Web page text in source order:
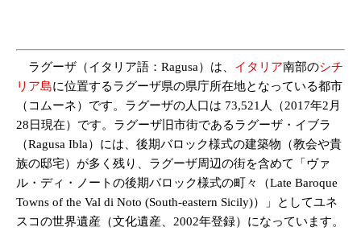
ラグーザ（イタリア語：Ragusa）は、 イタリア南部のシチ
リア島に位置するラグーザ県の県庁所在地となっている都市
（コムーネ）です。ラグーザの人口は 73,521人（2017年2月
28日現在） です。ラグーザ旧市街であるラグーザ・イブラ
（Ragusa Ibla）には、後期バロック様式の建築物（教会や貴
族の邸宅）が多く残り、ラグーザ周辺の街を含めて「ヴァ
ル・ディ・ノートの後期バロック様式の町々（Late Baroque
Towns of the Val di Noto (South-eastern Sicily)）」としてユネ
スコの世界遺産（文化遺産、2002年登録）になっています。